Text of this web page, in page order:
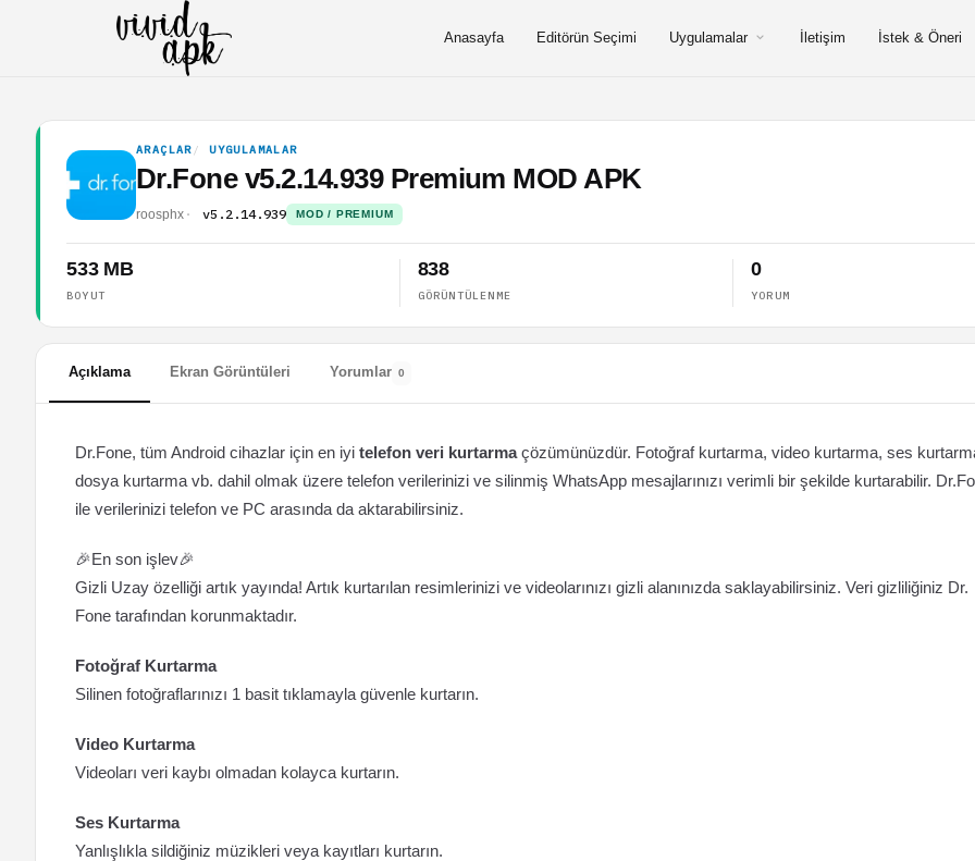
Anasayfa Editörün Seçimi Uygulamalar İletişim İstek & Öneri
ARAÇLAR UYGULAMALAR
Dr.Fone v5.2.14.939 Premium MOD APK
roosphx v5.2.14.939 MOD / PREMIUM
533 MB
BOYUT
838
GÖRÜNTÜLENME
0
YORUM
Açıklama Ekran Görüntüleri Yorumlar 0
Dr.Fone, tüm Android cihazlar için en iyi telefon veri kurtarmaçözümünüzdür. Fotoğraf kurtarma, video kurtarma, ses
dosya kurtarma vb. dahil olmak üzere telefon verilerinizi ve silinmiş WhatsApp mesajlarınızı verimli bir şekilde kurtarabilir.
ile verilerinizi telefon ve PC arasında da aktarabilirsiniz.
🎉En son işlev🎉
Gizli Uzay özelliği artık yayında! Artık kurtarılan resimlerinizi ve videolarınızı gizli alanınızda saklayabilirsiniz. Veri gizliliğiniz Dr.
Fone tarafından korunmaktadır.
Fotoğraf Kurtarma
Silinen fotoğraflarınızı 1 basit tıklamayla güvenle kurtarın.
Video Kurtarma
Videoları veri kaybı olmadan kolayca kurtarın.
Ses Kurtarma
Yanlışlıkla sildiğiniz müzikleri veya kayıtları kurtarın.